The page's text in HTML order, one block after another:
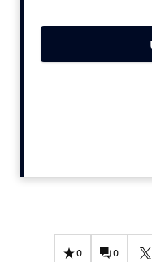
Carriere
Diversiteit
0 0